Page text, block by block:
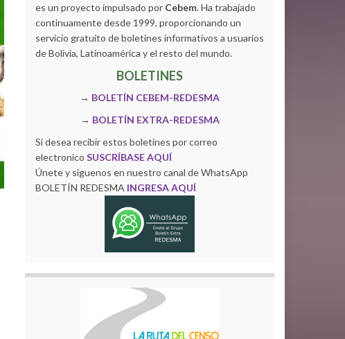
es un proyecto impulsado por Cebem. Ha trabajado
continuamente desde 1999, proporcionando un
servicio gratuito de boletines informativos a usuarios
de Bolivia, Latinoamérica y el resto del mundo.
BOLETINES
→ BOLETÍN CEBEM-REDESMA
→ BOLETÍN EXTRA-REDESMA
Si desea recibir estos boletines por correo
electronico SUSCRÍBASE AQUÍ
Únete y siguenos en nuestro canal de WhatsApp
BOLETÍN REDESMA INGRESA AQUÍ